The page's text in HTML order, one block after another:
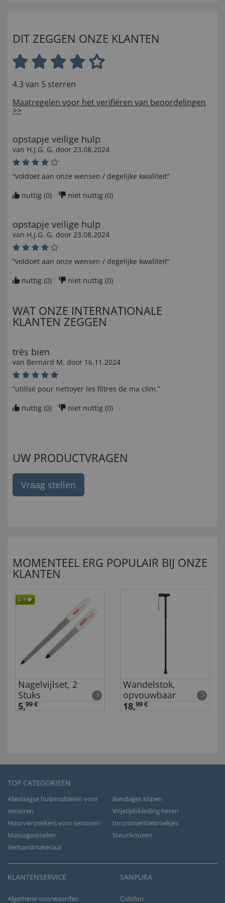
DIT ZEGGEN ONZE KLANTEN
4.3 van 5 sterren
Maatregelen voor het verifiëren van beoordelingen
>>
opstapje veilige hulp
van H.J.G. G. door 23.08.2024
“voldoet aan onze wensen / degelijke kwaliteit”
nuttig (0) niet nuttig (0)
opstapje veilige hulp
van H.J.G. G. door 23.08.2024
“voldoet aan onze wensen / degelijke kwaliteit”
nuttig (0) niet nuttig (0)
WAT ONZE INTERNATIONALE
KLANTEN ZEGGEN
très bien
van Bernard M. door 16.11.2024
“utilisé pour nettoyer les filtres de ma clim.”
nuttig (0) niet nuttig (0)
UW PRODUCTVRAGEN
Vraag stellen
MOMENTEEL ERG POPULAIR BIJ ONZE
KLANTEN
4,5
Nagelvijlset, 2
Stuks
5,99 €
Wandelstok,
opvouwbaar
18,99 €
TOP CATEGORIEËN
Alledaagse hulpmiddelen voor
senioren
Bandages kopen
Vrijetijdskleding heren
Hoorversterkers voor senioren
Incontinentiebroekjes
Massagestoelen
Steunkousen
Verbandmateriaal
KLANTENSERVICE
Algemene voorwaarden
SANPURA
Colofon